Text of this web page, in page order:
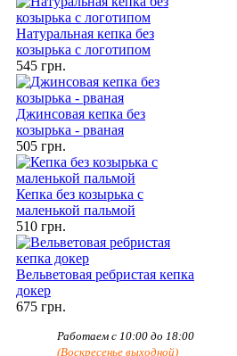
Натуральная кепка без
козырька с логотипом
545 грн.
Джинсовая кепка без
козырька - рваная
505 грн.
Кепка без козырька с
маленькой пальмой
510 грн.
Вельветовая ребристая кепка
докер
675 грн.
Работаем с 10:00 до 18:00
(Воскресенье выходной)